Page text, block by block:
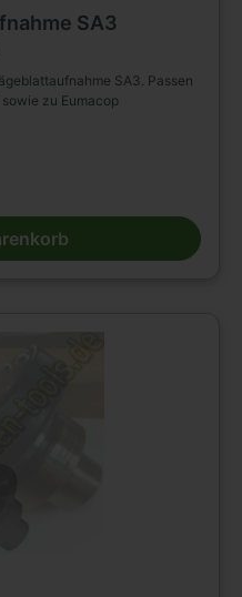
SA3
SA3. Passen
zu Eumacop